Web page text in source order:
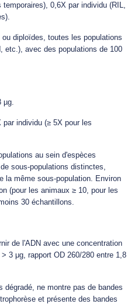
0,6X par individu (RIL,
diploïdes, toutes les populations
etc.), avec des populations de 100
µg.
par individu (≥ 5X pour les
au sein d'espèces
sous-populations distinctes,
la même sous-population. Environ
(pour les animaux ≥ 10, pour les
30 échantillons.
de l'ADN avec une concentration
3 μg, rapport OD 260/280 entre 1,8
dégradé, ne montre pas de bandes
et présente des bandes